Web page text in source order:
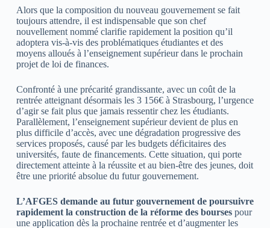
Alors que la composition du nouveau gouvernement se fait
toujours attendre, il est indispensable que son chef
nouvellement nommé clarifie rapidement la position qu’il
adoptera vis-à-vis des problématiques étudiantes et des
moyens alloués à l’enseignement supérieur dans le prochain
projet de loi de finances.
Confronté à une précarité grandissante, avec un coût de la
rentrée atteignant désormais les 3 156€ à Strasbourg, l’urgence
d’agir se fait plus que jamais ressentir chez les étudiants.
Parallèlement, l’enseignement supérieur devient de plus en
plus difficile d’accès, avec une dégradation progressive des
services proposés, causé par les budgets déficitaires des
universités, faute de financements. Cette situation, qui porte
directement atteinte à la réussite et au bien-être des jeunes, doit
être une priorité absolue du futur gouvernement.
L’AFGES demande au futur gouvernement de poursuivre
rapidement la construction de la réforme des boursespour
une application dès la prochaine rentrée et d’augmenter les